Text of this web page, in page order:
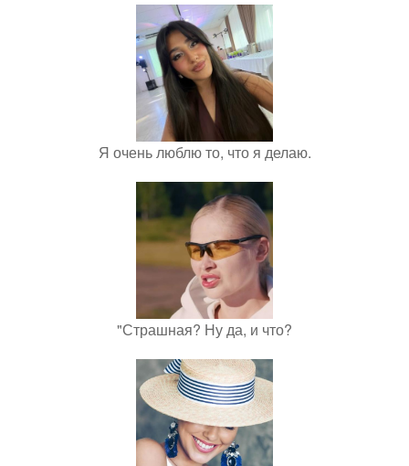
Я очень люблю то, что я делаю.
"Страшная? Ну да, и что?